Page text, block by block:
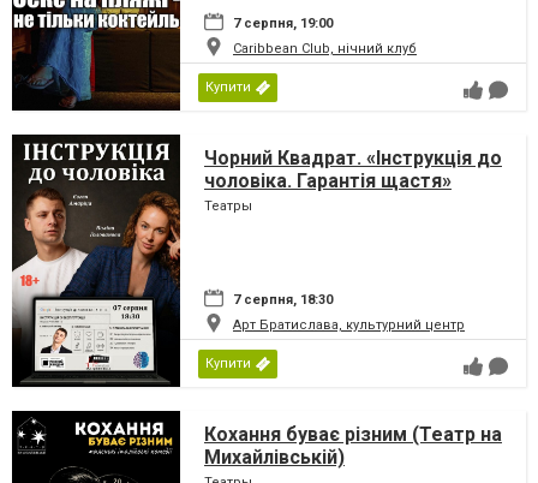
7 серпня, 19:00
Caribbean Club, нічний клуб
Купити
Чорний Квадрат. «Інструкція до
чоловіка. Гарантія щастя»
Театры
7 серпня, 18:30
Арт Братислава, культурний центр
Купити
Кохання буває різним (Театр на
Михайлівській)